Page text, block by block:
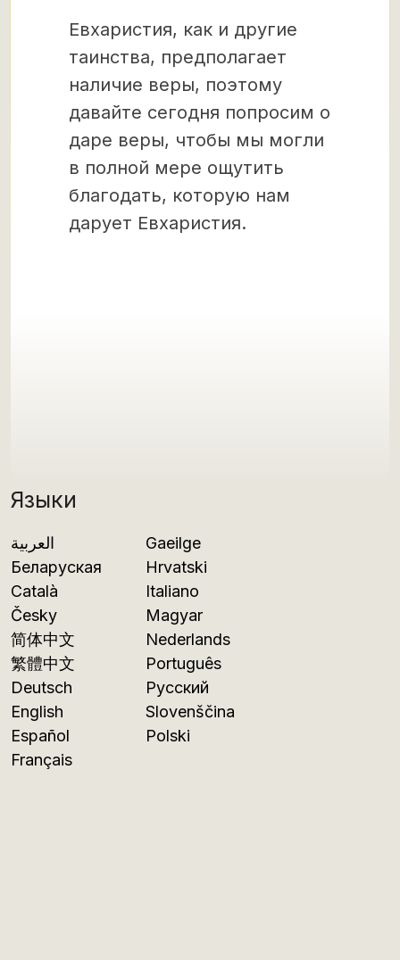
Языки
العربية
Беларуская
Català
Česky
简体中文
繁體中文
Deutsch
English
Español
Français
Gaeilge
Hrvatski
Italiano
Magyar
Nederlands
Português
Русский
Slovenščina
Polski
Евхаристия, как и другие
таинства, предполагает
наличие веры, поэтому
давайте сегодня попросим о
даре веры, чтобы мы могли
в полной мере ощутить
благодать, которую нам
дарует Евхаристия.